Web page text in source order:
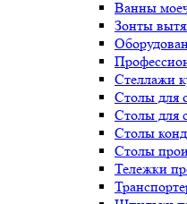
Ванны
Зонты
Стеллажи
Столы для
Столы для
Столы
Столы
Тележки